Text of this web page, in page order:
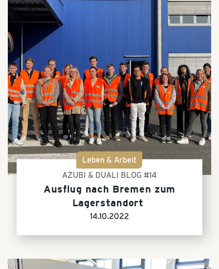
Leben & Arbeit
AZUBI & DUALI BLOG #14
Ausflug nach Bremen zum
Lagerstandort
14.10.2022